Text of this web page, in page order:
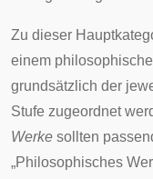
Zu dieser
einem
grundsätzlich der
Stufe zugeordnet
Werke sollten
„Philosophisches